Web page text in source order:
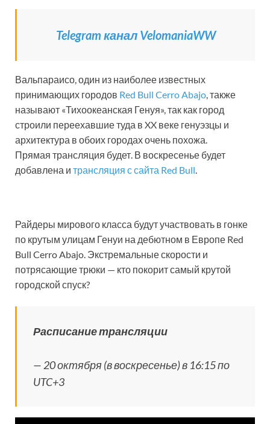
Telegram канал VelomaniaWW
Вальпараисо, один из наиболее известных
принимающих городов Red Bull Cerro Abajo, также
называют «Тихоокеанская Генуя», так как город
строили переехавшие туда в XX веке генуэзцы и
архитектура в обоих городах очень похожа.
Прямая трансляция будет. В воскресенье будет
добавлена и трансляция с сайта Red Bull.
Райдеры мирового класса будут участвовать в гонке
по крутым улицам Генуи на дебютном в Европе Red
Bull Cerro Abajo. Экстремальные скорости и
потрясающие трюки — кто покорит самый крутой
городской спуск?
Расписание трансляции
— 20 октября (в воскресенье) в 16:15 по
UTC+3